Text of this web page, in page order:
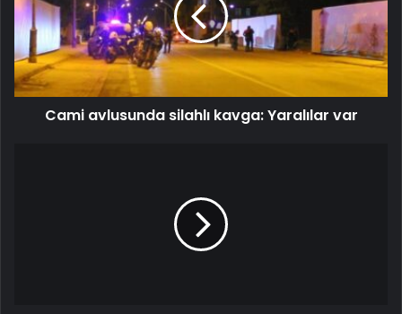
Cami avlusunda silahlı kavga: Yaralılar var